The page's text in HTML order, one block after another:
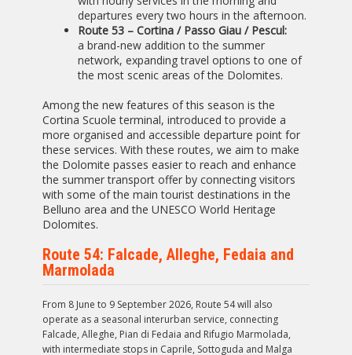
departures every two hours in the afternoon.
Route 53 – Cortina / Passo Giau / Pescul:
a brand-new addition to the summer
network, expanding travel options to one of
the most scenic areas of the Dolomites.
Among the new features of this season is the
Cortina Scuole terminal, introduced to provide a
more organised and accessible departure point for
these services. With these routes, we aim to make
the Dolomite passes easier to reach and enhance
the summer transport offer by connecting visitors
with some of the main tourist destinations in the
Belluno area and the UNESCO World Heritage
Dolomites.
Route 54: Falcade, Alleghe, Fedaia and
Marmolada
From 8 June to 9 September 2026, Route 54 will also
operate as a seasonal interurban service, connecting
Falcade, Alleghe, Pian di Fedaia and Rifugio Marmolada,
with intermediate stops in Caprile, Sottoguda and Malga